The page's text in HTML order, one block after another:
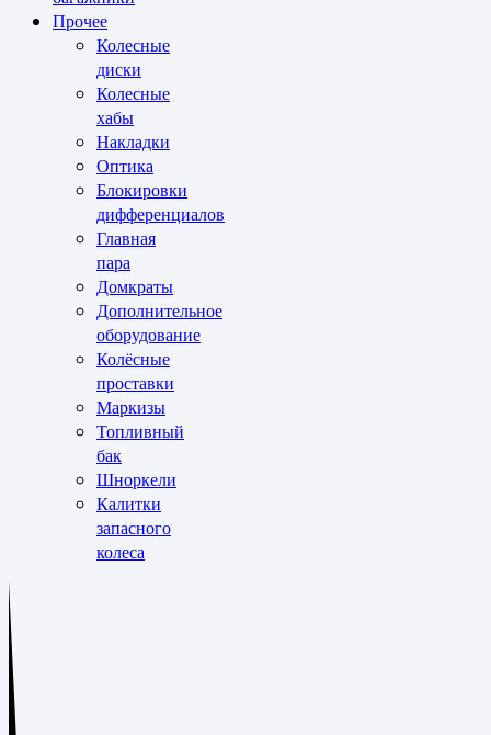
Прочее
Колесные
диски
Колесные
хабы
Накладки
Оптика
Блокировки
дифференциалов
Главная
пара
Домкраты
Дополнительное
оборудование
Колёсные
проставки
Маркизы
Топливный
бак
Шноркели
Калитки
запасного
колеса